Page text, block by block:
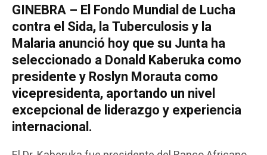
GINEBRA – El Fondo Mundial de Lucha
contra el Sida, la Tuberculosis y la
Malaria anunció hoy que su Junta ha
seleccionado a Donald Kaberuka como
presidente y Roslyn Morauta como
vicepresidenta, aportando un nivel
excepcional de liderazgo y experiencia
internacional.